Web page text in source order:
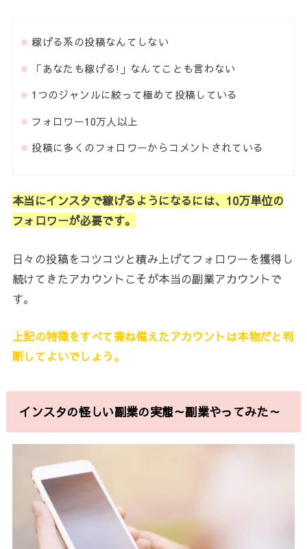
稼げる系の投稿なんてしない
「あなたも稼げる!」なんてことも言わない
1つのジャンルに絞って極めて投稿している
フォロワー10万人以上
投稿に多くのフォロワーからコメントされている
本当にインスタで稼げるようになるには、10万単位の
フォロワーが必要です。
日々の投稿をコツコツと積み上げてフォロワーを獲得し
続けてきたアカウントこそが本当の副業アカウントで
す。
上記の特徴をすべて兼ね備えたアカウントは本物だと判
断してよいでしょう。
インスタの怪しい副業の実態～副業やってみた～